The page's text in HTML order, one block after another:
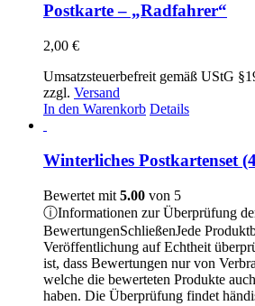
Postkarte – „Radfahrer“
2,00 €
Umsatzsteuerbefreit gemäß UStG
zzgl. Versand
In den Warenkorb Details
Winterliches Postkartenset
Bewertet mit 5.00 von 5
ⓘInformationen zur Überprüfung
BewertungenSchließenJede
Veröffentlichung auf Echtheit
ist, dass Bewertungen nur von
welche die bewerteten Produkte
haben. Die Überprüfung findet